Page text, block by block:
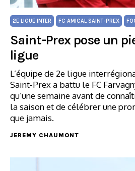
2E LIGUE INTER FC AMICAL SAINT-PREX
Saint-Prex pose un
ligue
L’équipe de 2e ligue
Saint-Prex a battu le FC
qu’une semaine avant de
la saison et de célébrer une
que jamais.
JEREMY CHAUMONT